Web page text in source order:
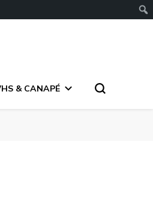
& CANAPÉ